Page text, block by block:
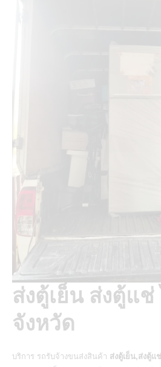
ส่งตู้เย็น ส่งตู้แช่
จังหวัด
บริการ รถรับจ้างขนส่งสินค้า ส่งตู้เย็น,ส่งตู้แช่